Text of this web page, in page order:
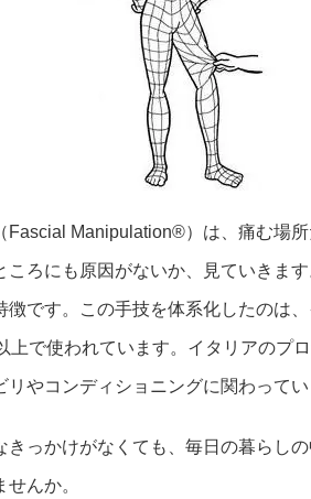
Fascial Manipulation®）は、痛む場
ろにも原因がないか、見ていきま
です。この手技を体系化したのは
上で使われています。イタリアのプ
やコンディショニングに関わってい
っかけがなくても、毎日の暮らし
んか。